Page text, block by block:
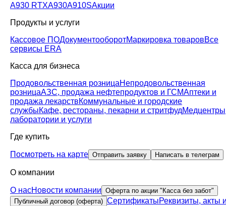
A930 RTXA930A910SАкции
Продукты и услуги
Кассовое ПОДокументооборотМаркировка товаровВсе
сервисы ERA
Касса для бизнеса
Продовольственная розницаНепродовольственная
розницаАЗС, продажа нефтепродуктов и ГСМАптеки и
продажа лекарствКоммунальные и городские
службыКафе, рестораны, пекарни и стритфуд
лаборатории и услуги
Где купить
Посмотреть на карте Отправить заявку Написать в телеграм
О компании
О насНовости компании Оферта по акции "Касса без забот"
Публичный договор (оферта) СертификатыРеквизиты, акты